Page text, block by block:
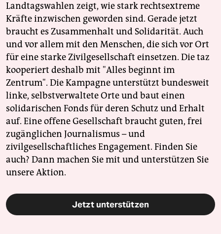
Landtagswahlen zeigt, wie stark rechtsextreme
Kräfte inzwischen geworden sind. Gerade jetzt
braucht es Zusammenhalt und Solidarität. Auch
und vor allem mit den Menschen, die sich vor Ort
für eine starke Zivilgesellschaft einsetzen. Die taz
kooperiert deshalb mit "Alles beginnt im
Zentrum". Die Kampagne unterstützt bundesweit
linke, selbstverwaltete Orte und baut einen
solidarischen Fonds für deren Schutz und Erhalt
auf. Eine offene Gesellschaft braucht guten, frei
zugänglichen Journalismus – und
zivilgesellschaftliches Engagement. Finden Sie
auch? Dann machen Sie mit und unterstützen Sie
unsere Aktion.
Jetzt unterstützen